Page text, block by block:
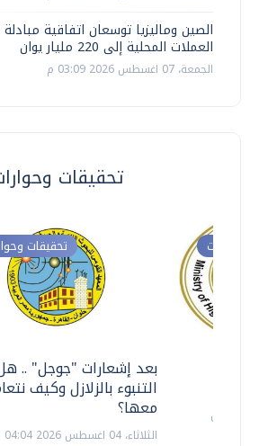
الصين وماليزيا توسعان اتفاقية مبادلة
العملات المحلية إلى 220 مليار يوان
الجمعة، 07 اغسطس 2026 03:09 م
تحقيقات
تحقيقات
بعد إشعارات "جوجل" ..
التنبوء بالزلازل وكيف
معها؟
الثلاثاء، 04 اغسطس 2026 04:04 م
وحوارات